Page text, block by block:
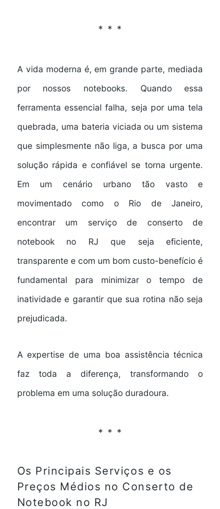
A vida moderna é, em grande parte, mediada
por nossos notebooks. Quando essa
ferramenta essencial falha, seja por uma tela
quebrada, uma bateria viciada ou um sistema
que simplesmente não liga, a busca por uma
solução rápida e confiável se torna urgente.
Em um cenário urbano tão vasto e
movimentado como o Rio de Janeiro,
encontrar um serviço de conserto de
notebook no RJ que seja eficiente,
transparente e com um bom custo-benefício é
fundamental para minimizar o tempo de
inatividade e garantir que sua rotina não seja
prejudicada.
A expertise de uma boa assistência técnica
faz toda a diferença, transformando o
problema em uma solução duradoura.
Os Principais Serviços e os
Preços Médios no Conserto de
Notebook no RJ